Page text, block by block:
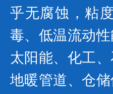
乎无腐蚀，粘
毒、低温流动
太阳能、化工
地暖管道、仓